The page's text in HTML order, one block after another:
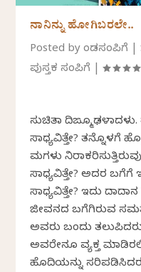
ನಾನಿನ್ನು ಹೋಗಿಬರಲೇ.. ‌
Posted byಕೆಂಡಸಂಪಿಗೆ |
ಪುಸ್ತಕ ಸಂಪಿಗೆ |
ಸುಚಿತಾ
ಸಾಧ್ಯವಿತ್ತೇ? ತನ್ನೊಳಗೆ
ಮಗಳು
ಸಾಧ್ಯವಿತ್ತೇ? ಅದರ ಬಗೆಗೆ
ಸಾಧ್ಯವಿತ್ತೇ? ಇದು
ಜೀವನದ ಬಗೆಗಿರುವ
ಅವರು ಬಂದು
ಅವರೇನೂ ವ್ಯಕ್ತ
ಹೊದಿಕೆಯನ್ನು